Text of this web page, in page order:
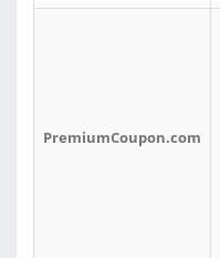
PremiumCoupon.com